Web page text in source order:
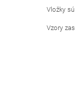
Vložky
Vzory